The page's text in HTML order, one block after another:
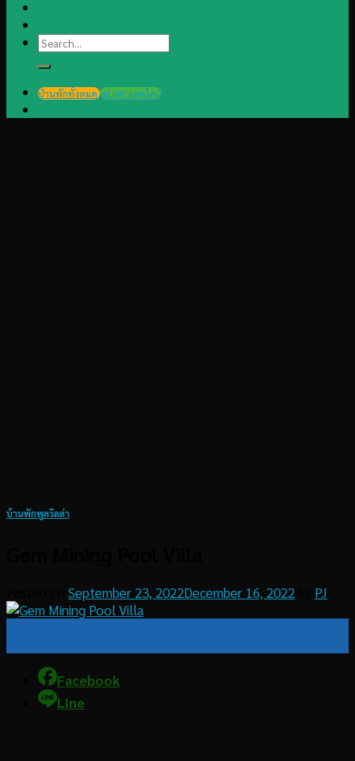
Search
บ้านพักทั้งหมด @LINE แอดไลน์
บ้านพักพูลวิลล่า
September 23, 2022December 16, 2022
PJ
Facebook
Line